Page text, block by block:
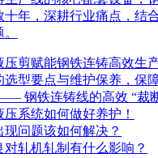
十年，深耕行业痛点，结
压剪赋能钢铁连铸高效生产
型要点与维护保养，保
钢铁连铸线的高效 “裁
系统如何做好养护！
问题该如何解决？
轧机轧制有什么影响？